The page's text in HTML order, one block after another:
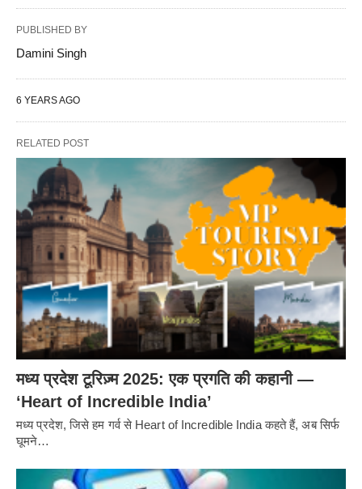
PUBLISHED BY
Damini Singh
6 YEARS AGO
RELATED POST
मध्य प्रदेश टूरिज़्म 2025: एक प्रगति की कहानी —
‘Heart of Incredible India’
मध्य प्रदेश, जिसे हम गर्व से Heart of Incredible India कहते हैं, अब सिर्फ
घूमने…